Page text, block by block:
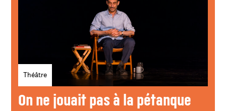
On ne jouait pas à la pétanque
Théâtre